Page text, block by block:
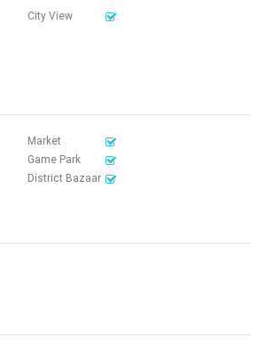
City View
Market
Game Park
District Bazaar